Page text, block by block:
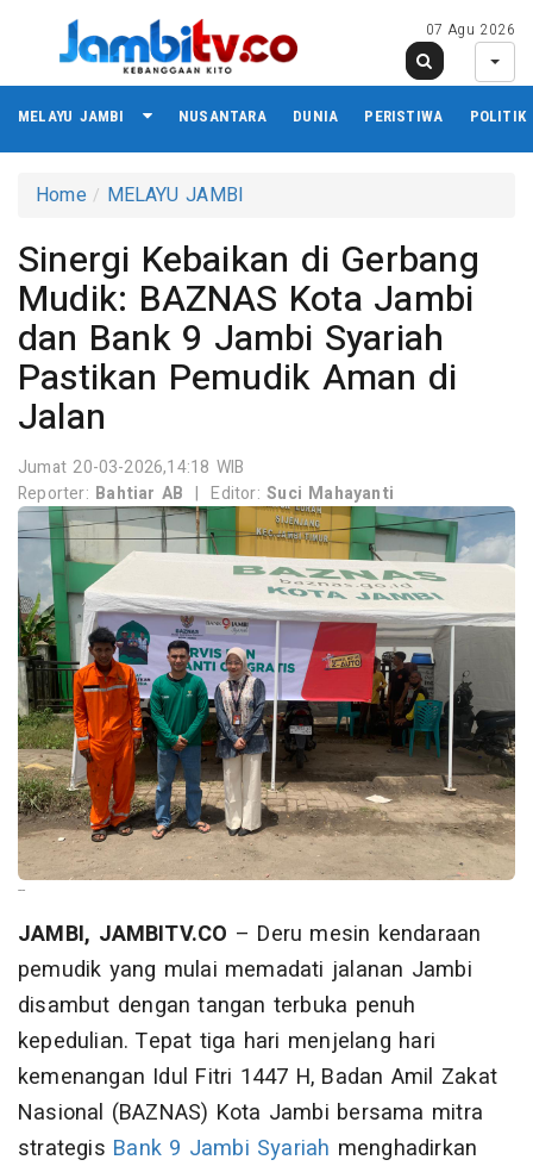
07 Agu 2026
MELAYU JAMBI NUSANTARA DUNIA PERISTIWA POLITIK
Home MELAYU JAMBI
Sinergi Kebaikan di Gerbang
Mudik: BAZNAS Kota Jambi
dan Bank 9 Jambi Syariah
Pastikan Pemudik Aman di
Jalan
Jumat 20-03-2026,14:18 WIB
Reporter: Bahtiar AB | Editor:Suci Mahayanti
--
JAMBI, JAMBITV.CO – Deru mesin kendaraan
pemudik yang mulai memadati jalanan Jambi
disambut dengan tangan terbuka penuh
kepedulian. Tepat tiga hari menjelang hari
kemenangan Idul Fitri 1447 H, Badan Amil Zakat
Nasional (BAZNAS) Kota Jambi bersama mitra
strategis Bank 9 Jambi Syariah menghadirkan